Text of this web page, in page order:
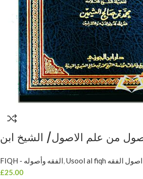
من علم الاصول/ الشيخ ابن
USOOLFIQH - الفقه وأصوله,
Usool al fiqh اصول الفقه
£25.00